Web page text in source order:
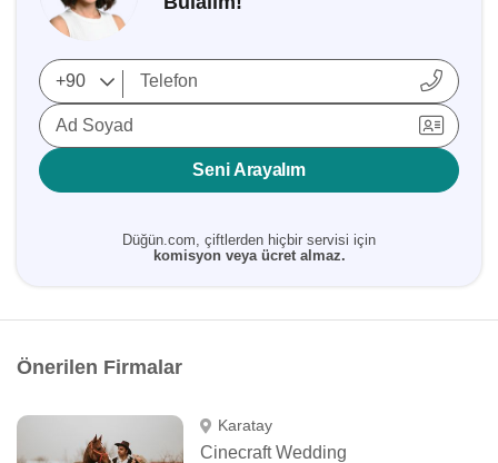
Ad Soyad
Seni Arayalım
Düğün.com, çiftlerden hiçbir servisi için
komisyon veya ücret almaz.
Önerilen Firmalar
Karatay
Cinecraft Wedding